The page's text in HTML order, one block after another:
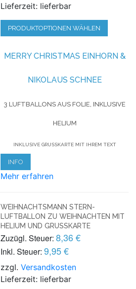
Lieferzeit: lieferbar
PRODUKTOPTIONEN WÄHLEN
MERRY CHRISTMAS EINHORN &
NIKOLAUS SCHNEE
3 LUFTBALLONS AUS FOLIE, INKLUSIVE
HELIUM
INKLUSIVE GRUSSKARTE MIT IHREM TEXT
INFO
Mehr erfahren
WEIHNACHTSMANN STERN-
LUFTBALLON ZU WEIHNACHTEN MIT
HELIUM UND GRUSSKARTE
Zuzügl. Steuer: 8,36 €
Inkl. Steuer: 9,95 €
zzgl.Versandkosten
Lieferzeit: lieferbar